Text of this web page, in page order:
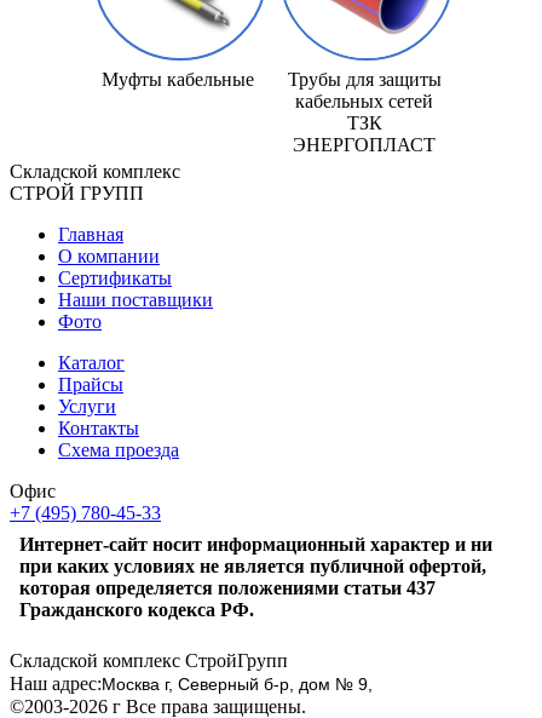
Муфты кабельные
Трубы для защиты
кабельных сетей
ТЗК
ЭНЕРГОПЛАСТ
Складской комплекс
СТРОЙ ГРУПП
Главная
О компании
Сертификаты
Наши поставщики
Фото
Каталог
Прайсы
Услуги
Контакты
Схема проезда
Офис
+7 (495) 780-45-33
Интернет-сайт носит информационный характер и ни
при каких условиях не является публичной офертой,
которая определяется положениями статьи 437
Гражданского кодекса РФ.
Складской комплекс СтройГрупп
Наш адрес:Москва г, Северный б-р, дом № 9,
©2003-2026 г Все права защищены.